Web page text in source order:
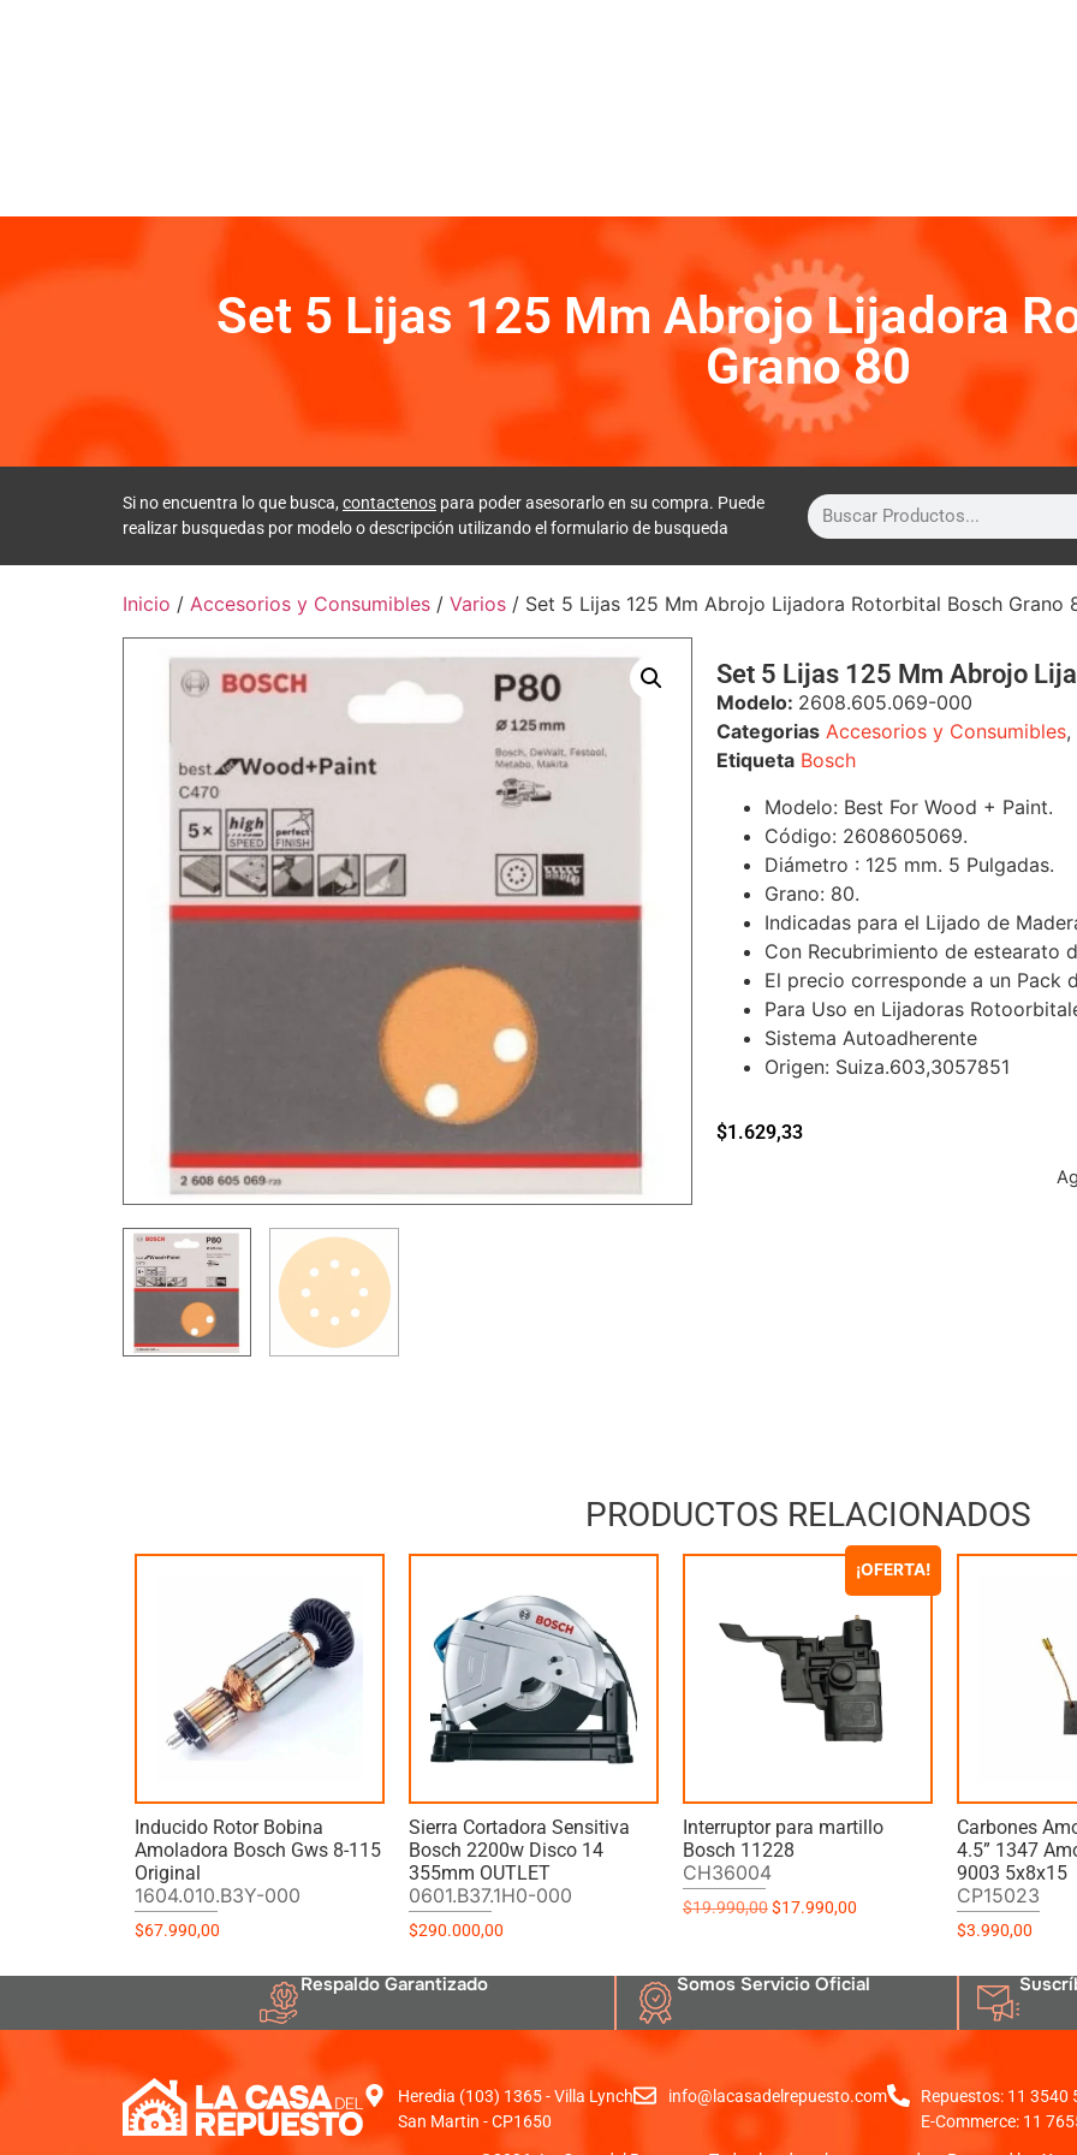
Set 5 Lijas 125 Mm Abrojo Lijadora
Grano 80
Si no encuentra lo que busca, contactenos para poder asesorarlo en su compra. Puede
realizar busquedas por modelo o descripción utilizando el formulario de busqueda
Inicio / Accesorios y Consumibles / Varios / Set 5 Lijas 125 Mm Abrojo Lijadora Rotorbital Bosch Grano
Set 5 Lijas 125 Mm Abrojo
Modelo: 2608.605.069-000
Categorias Accesorios y Consumibles,
Etiqueta Bosch
Modelo: Best For Wood + Paint.
Código: 2608605069.
Diámetro : 125 mm. 5 Pulgadas.
Grano: 80.
Indicadas para el Lijado de
Con Recubrimiento de estearato
El precio corresponde a un Pack
Para Uso en Lijadoras
Sistema Autoadherente
Origen: Suiza.603,3057851
$1.629,33
PRODUCTOS RELACIONADOS
Inducido Rotor Bobina
Amoladora Bosch Gws 8-115
Original
1604.010.B3Y-000
$67.990,00
Sierra Cortadora Sensitiva
Bosch 2200w Disco 14
355mm OUTLET
0601.B37.1H0-000
$290.000,00
¡OFERTA!
Interruptor para martillo
Bosch 11228
CH36004
$19.990,00$17.990,00
Carbones
4.5” 1347
9003 5x8x15
CP15023
$3.990,00
Respaldo Garantizado Somos Servicio Oficial
Heredia (103) 1365 - Villa Lynch
San Martin - CP1650
info@lacasadelrepuesto.com
Repuestos: 11 3540
E-Commerce: 11